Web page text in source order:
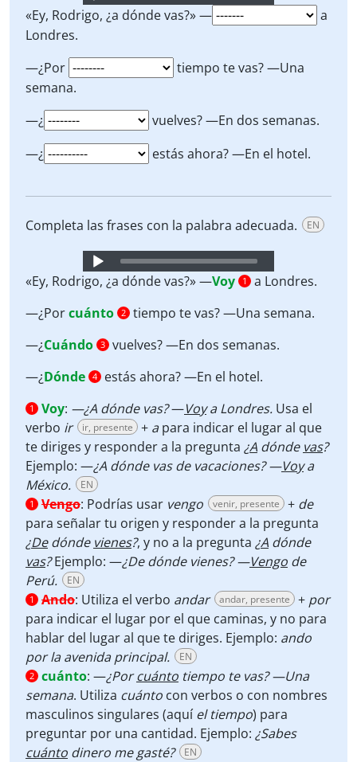
Player
«Ey, Rodrigo, ¿a dónde vas?» —
a
Londres.
—¿Por
tiempo te vas? —Una
semana.
—¿
vuelves? —En dos semanas.
—¿
estás ahora? —En el hotel.
Completa las frases con la palabra adecuada. EN
Audio
Player
«Ey, Rodrigo, ¿a dónde vas?» —Voy 1
a Londres.
—¿Porcuánto 2 tiempo te vas? —Una semana.
—¿Cuándo 3 vuelves? —En dos semanas.
—¿Dónde 4 estás ahora? —En el hotel.
1 Voy: —¿A dónde vas?—Voya Londres. Usa el
verbo ir ir, presente + apara indicar el lugar al que
te diriges y responder a la pregunta ¿A dónde vas?
Ejemplo: —¿A dónde vas de vacaciones? —Voya
México.
EN
1 Vengo: Podrías usar vengo venir, presente + de
para señalar tu origen y responder a la pregunta
¿Dedónde vienes?, y no a la pregunta ¿A dónde
vas?Ejemplo: —¿De dónde vienes? —Vengo de
Perú.
EN
1 Ando: Utiliza el verbo andar andar, presente + por
para indicar el lugar por el que caminas, y no para
hablar del lugar al que te diriges. Ejemplo: ando
por la avenida principal.
EN
2 cuánto: —¿Porcuánto tiempo te vas? —Una
semana. Utiliza cuánto con verbos o con nombres
masculinos singulares (aquíel tiempo) para
preguntar por una cantidad. Ejemplo: ¿Sabes
cuánto dinero me gasté? EN